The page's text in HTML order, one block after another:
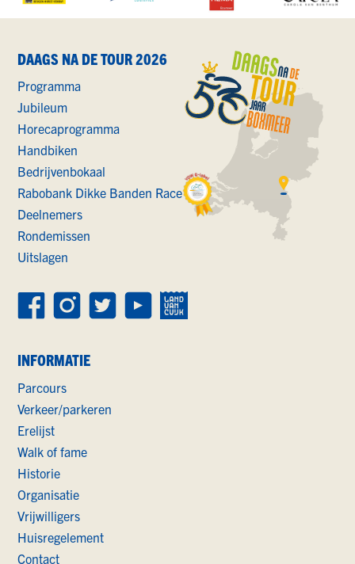
DAAGS NA DE TOUR 2026
Programma
Jubileum
Horecaprogramma
Handbiken
Bedrijvenbokaal
Rabobank Dikke Banden Race
Deelnemers
Rondemissen
Uitslagen
INFORMATIE
Parcours
Verkeer/parkeren
Erelijst
Walk of fame
Historie
Organisatie
Vrijwilligers
Huisregelement
Contact